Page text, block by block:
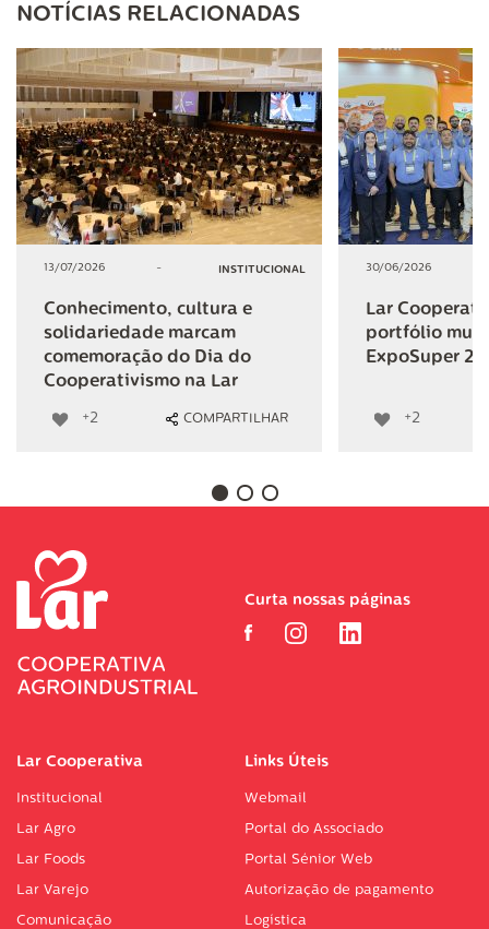
NOTÍCIAS RELACIONADAS
13/07/2026 - INSTITUCIONAL
Conhecimento, cultura e
solidariedade marcam
comemoração do Dia do
Cooperativismo na Lar
+2 COMPARTILHAR
30/06/2026
Lar
portfólio
ExpoSuper
+2
Lar Cooperativa
Institucional
Lar Agro
Lar Foods
Lar Varejo
Comunicação
Links Úteis
Webmail
Portal do Associado
Portal Sénior Web
Autorização de pagamento
Logística
Curta nossas páginas